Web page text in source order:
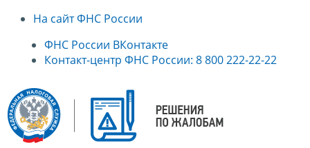
На сайт ФНС России
ФНС России ВКонтакте
Контакт-центр ФНС России: 8 800 222-22-22